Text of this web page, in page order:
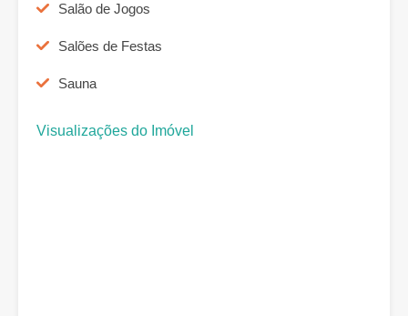
Salão de Jogos
Salões de Festas
Sauna
Visualizações do Imóvel